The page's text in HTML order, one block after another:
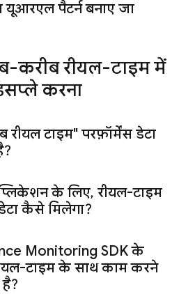
पैटर्न बनाए जा
करीब रीयल-टाइम में
करना
रीयल टाइम" परफ़ॉर्मेंस डेटा
के लिए, रीयल-टाइम
कैसे मिलेगा?
MonitoringSDK के
टाइम के साथ काम करने
है?